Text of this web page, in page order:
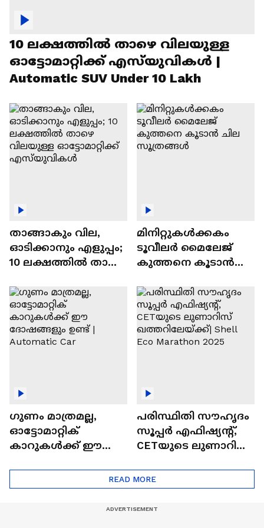
10 ലക്ഷത്തിൽ താഴെ വിലയുള്ള
ഓട്ടോമാറ്റിക്ക് എസ്‍യുവികൾ |
Automatic SUV Under 10 Lakh
താങ്ങാകും വില,
ഓടിക്കാനും എളുപ്പം;
10 ലക്ഷത്തിൽ താഴെ
ഓട്ടോമാറ്റിക്ക്
എസ്‍യുവികൾ
മിനിറ്റുകൾക്കകം
ടൂവീലർ മൈലേജ്
കുത്തനെ കൂടാൻ
ഗുണം മാത്രമല്ല,
ഓട്ടോമാറ്റിക്
കാറുകൾക്ക് ഈ
പരിസ്ഥിതി സൗഹൃദം
സൂപ്പർ എഫിഷ്യന്റ്,
CETയുടെ ലുണാറിസ്
Eco Marathon 2025
READ MORE